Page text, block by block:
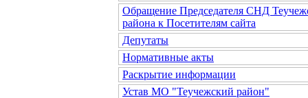
Обращение Председателя СНД
района к Посетителям сайта
Депутаты
Нормативные акты
Раскрытие информации
Устав МО "Теучежский район"